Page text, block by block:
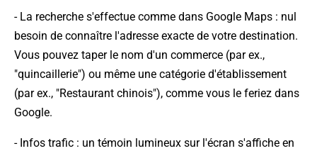
- La recherche s'effectue comme dans Google Maps : nul
besoin de connaître l'adresse exacte de votre destination.
Vous pouvez taper le nom d'un commerce (par ex.,
"quincaillerie") ou même une catégorie d'établissement
(par ex., "Restaurant chinois"), comme vous le feriez dans
Google.
- Infos trafic : un témoin lumineux sur l'écran s'affiche en